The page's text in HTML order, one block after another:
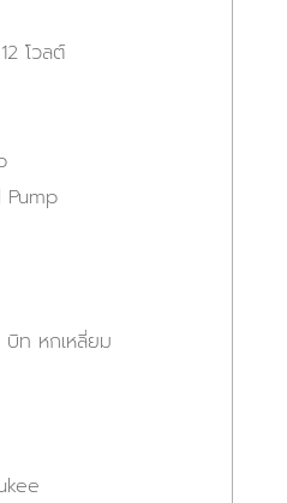
โวลต์
บิท หกเหลี่ยม